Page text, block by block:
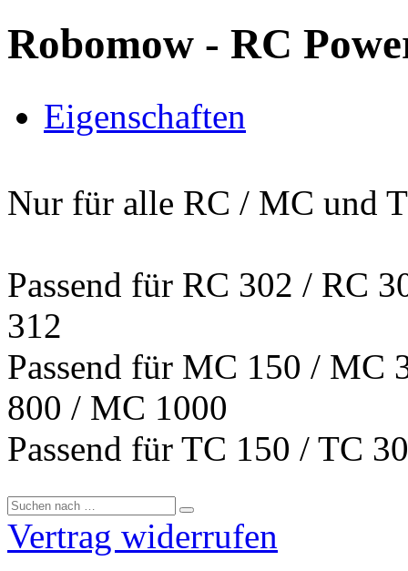
Robomow - RC
Eigenschaften
Nur für alle RC / MC und
Passend für RC 302 / RC
312
Passend für MC 150 /
800 / MC 1000
Passend für TC 150 / TC
Vertrag widerrufen